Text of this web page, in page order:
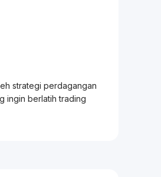
strategi perdagangan
ingin berlatihtrading